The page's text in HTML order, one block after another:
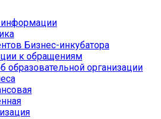
Бизнес-инкубатора
к обращениям
образовательной организации